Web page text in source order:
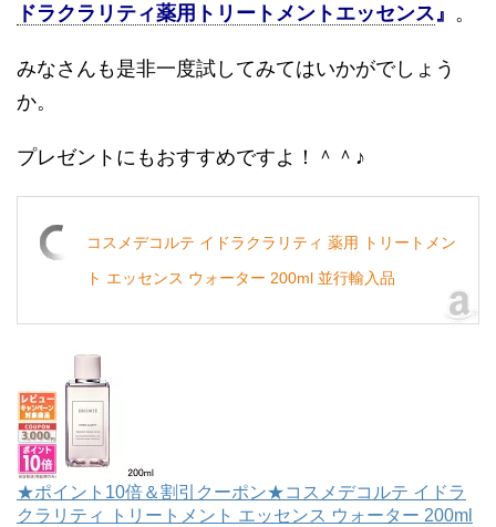
ドラクラリティ薬用トリートメントエッセンス 』 。
みなさんも是非一度試してみてはいかがでしょう
か。
プレゼントにもおすすめですよ！＾＾♪
コスメデコルテ イドラクラリティ 薬用 トリートメン
ト エッセンス ウォーター 200ml 並行輸入品
★ポイント10倍＆割引クーポン★コスメデコルテ イドラ
クラリティ トリートメント エッセンス ウォーター 200ml